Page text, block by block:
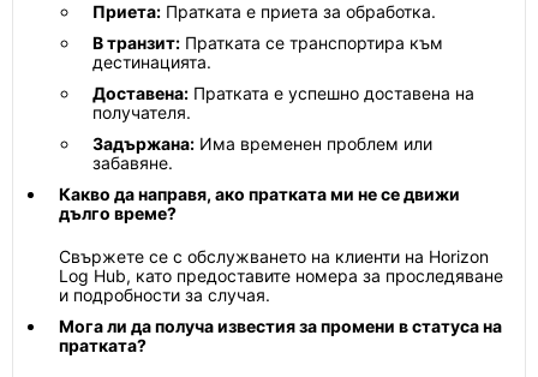
Приета: Пратката е приета за обработка.
В транзит: Пратката се транспортира към
дестинацията.
Доставена: Пратката е успешно доставена на
получателя.
Задържана: Има временен проблем или
забавяне.
Какво да направя, ако пратката ми не се движи
дълго време?
Свържете се с обслужването на клиенти на Horizon
Log Hub, като предоставите номера за проследяване
и подробности за случая.
Мога ли да получа известия за промени в статуса на
пратката?